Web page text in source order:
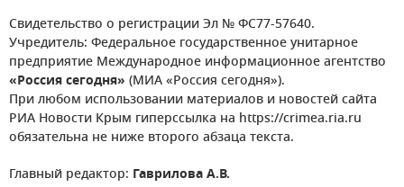
Свидетельство о регистрации Эл № ФС77-57640.
Учредитель: Федеральное государственное унитарное
предприятие Международное информационное агентство
«Россия сегодня» (МИА «Россия сегодня»).
При любом использовании материалов и новостей сайта
РИА Новости Крым гиперссылка на https://crimea.ria.ru
обязательна не ниже второго абзаца текста.
Главный редактор: Гаврилова А.В.